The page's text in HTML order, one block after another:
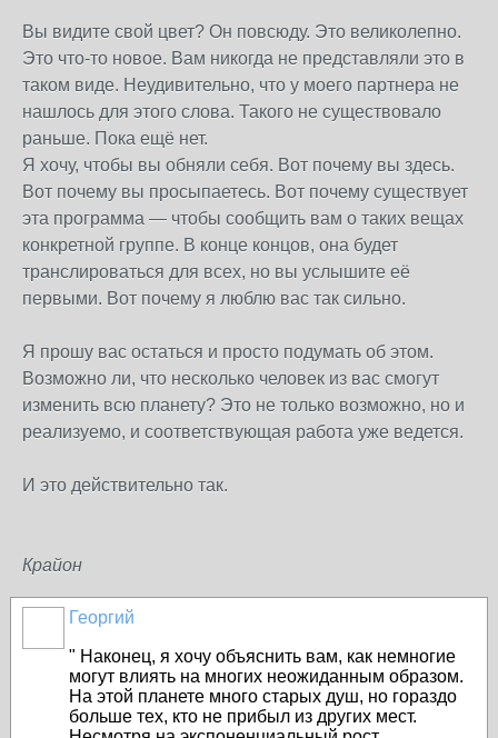
Вы видите свой цвет? Он повсюду. Это великолепно.
Это что-то новое. Вам никогда не представляли это в
таком виде. Неудивительно, что у моего партнера не
нашлось для этого слова. Такого не существовало
раньше. Пока ещё нет.
Я хочу, чтобы вы обняли себя. Вот почему вы здесь.
Вот почему вы просыпаетесь. Вот почему существует
эта программа — чтобы сообщить вам о таких вещах
конкретной группе. В конце концов, она будет
транслироваться для всех, но вы услышите её
первыми. Вот почему я люблю вас так сильно.
Я прошу вас остаться и просто подумать об этом.
Возможно ли, что несколько человек из вас смогут
изменить всю планету? Это не только возможно, но и
реализуемо, и соответствующая работа уже ведется.
И это действительно так.
Крайон
Георгий
" Наконец, я хочу объяснить вам, как немногие
могут влиять на многих неожиданным образом.
На этой планете много старых душ, но гораздо
больше тех, кто не прибыл из других мест.